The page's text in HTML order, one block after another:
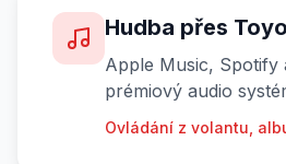
Hudba přes
Apple Music, Spotify
prémiový audio
Ovládání z volantu,